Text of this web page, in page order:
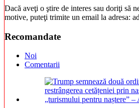
Dacă aveţi o ştire de interes sau doriţi să
motive, puteţi trimite un email la adresa:
Recomandate
Noi
Comentarii